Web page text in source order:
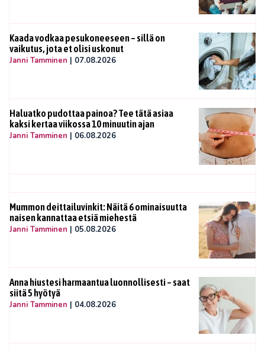
Kaada vodkaa pesukoneeseen – sillä on
vaikutus, jota et olisi uskonut
Janni Tamminen | 07.08.2026
Haluatko pudottaa painoa? Tee tätä asiaa
kaksi kertaa viikossa 10 minuutin ajan
Janni Tamminen | 06.08.2026
Mummon deittailuvinkit: Näitä 6 ominaisuutta
naisen kannattaa etsiä miehestä
Janni Tamminen | 05.08.2026
Anna hiustesi harmaantua luonnollisesti – saat
siitä 5 hyötyä
Janni Tamminen | 04.08.2026